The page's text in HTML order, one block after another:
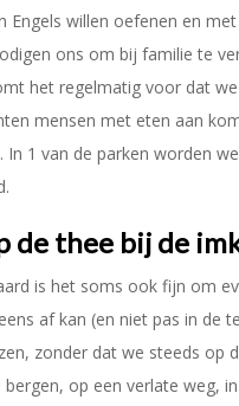
Engels willen oefenen en
ons om bij familie te
het regelmatig voor dat
mensen met eten aan
1 van de parken worden
de thee bij de
is het soms ook fijn om
af kan (en niet pas in de
zonder dat we steeds op
op een verlate weg,